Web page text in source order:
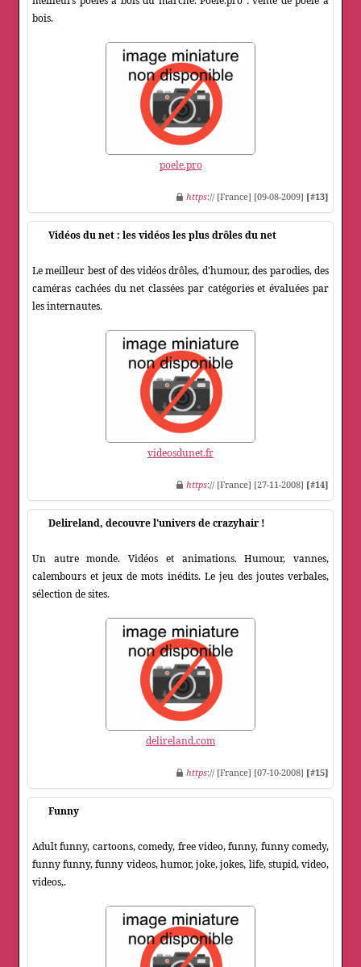
bois.
poele.pro
https:// [France] [09-08-2009] [#13]
Vidéos du net : les vidéos les plus drôles du net
Le meilleur best of des vidéos drôles, d'humour, des parodies, des
caméras cachées du net classées par catégories et évaluées par
les internautes.
videosdunet.fr
https:// [France] [27-11-2008] [#14]
Delireland, decouvre l'univers de crazyhair !
Un autre monde. Vidéos et animations. Humour, vannes,
calembours et jeux de mots inédits. Le jeu des joutes verbales,
sélection de sites.
delireland.com
https:// [France] [07-10-2008] [#15]
Funny
Adult funny, cartoons, comedy, free video, funny, funny comedy,
funny funny, funny videos, humor, joke, jokes, life, stupid, video,
videos,.